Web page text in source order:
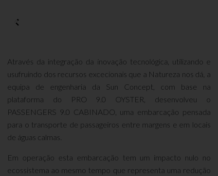
Através da integração da inovação tecnológica, utilizando e
usufruindo dos recursos excecionais que a Natureza nos dá, a
equipa de engenharia da Sun Concept, com base na
plataforma do PRO 9.0 OYSTER, desenvolveu o
PASSENGERS 9.0 CABINADO, uma embarcação pensada
para o transporte de passageiros entre margens e em locais
de águas calmas.
Em operação esta embarcação tem um impacto nulo no
ecossistema ao mesmo tempo que representa uma redução